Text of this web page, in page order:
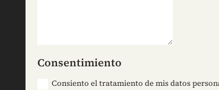
Consentimiento
Consiento el tratamiento de mis datos